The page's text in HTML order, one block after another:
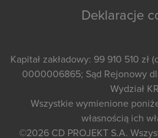
Deklaracje
Kapitał zakładowy: 99 910 510 zł
0000006865; Sąd Rejonowy
Wydział
Wszystkie wymienione
własnością ich
©2026 CD PROJEKT S.A.